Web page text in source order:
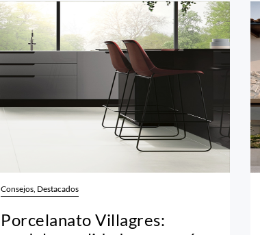
Consejos, Destacados
Porcelanato Villagres: